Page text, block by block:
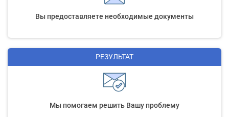
Вы предоставляете необходимые документы
РЕЗУЛЬТАТ
Мы помогаем решить Вашу проблему